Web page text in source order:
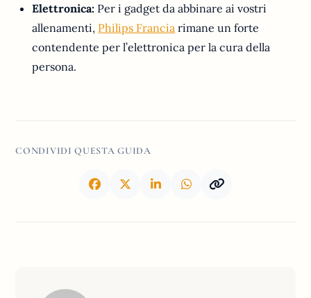
Elettronica: Per i gadget da abbinare ai vostri
allenamenti, Philips Francia rimane un forte
contendente per l’elettronica per la cura della
persona.
CONDIVIDI QUESTA GUIDA